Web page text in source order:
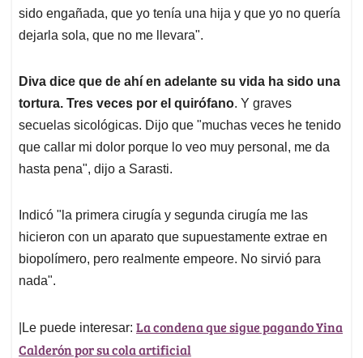
sido engañada, que yo tenía una hija y que yo no quería
dejarla sola, que no me llevara".
Diva dice que de ahí en adelante su vida ha sido una
tortura. Tres veces por el quirófano. Y graves
secuelas sicológicas. Dijo que "muchas veces he tenido
que callar mi dolor porque lo veo muy personal, me da
hasta pena", dijo a Sarasti.
Indicó "la primera cirugía y segunda cirugía me las
hicieron con un aparato que supuestamente extrae en
biopolímero, pero realmente empeore. No sirvió para
nada".
|Le puede interesar: La condena que sigue pagando Yina
Calderón por su cola artificial